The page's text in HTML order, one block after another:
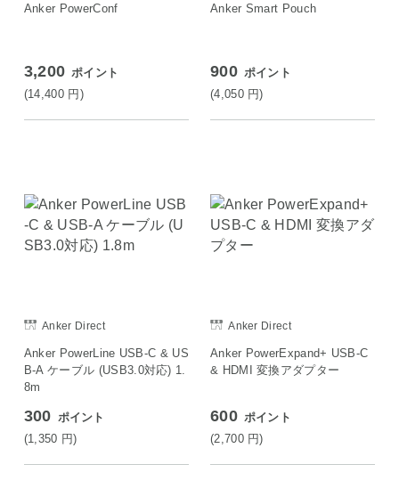
Anker PowerConf
3,200 ポイント
(14,400 円)
Anker Smart Pouch
900 ポイント
(4,050 円)
Anker Direct
Anker PowerLine USB-C & US
B-A ケーブル (USB3.0対応) 1.
8m
300 ポイント
(1,350 円)
Anker Direct
Anker PowerExpand+ USB-C
& HDMI 変換アダプター
600 ポイント
(2,700 円)